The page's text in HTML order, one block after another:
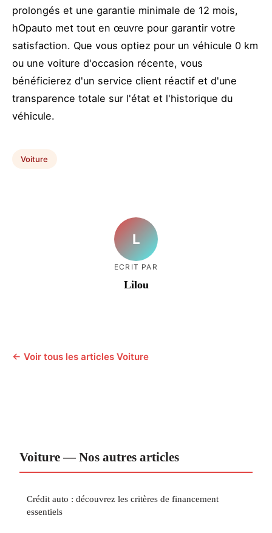
prolongés et une garantie minimale de 12 mois,
hOpauto met tout en œuvre pour garantir votre
satisfaction. Que vous optiez pour un véhicule 0 km
ou une voiture d'occasion récente, vous
bénéficierez d'un service client réactif et d'une
transparence totale sur l'état et l'historique du
véhicule.
Voiture
L
ECRIT PAR
Lilou
← Voir tous les articles Voiture
Voiture — Nos autres articles
Crédit auto : découvrez les critères de financement
essentiels